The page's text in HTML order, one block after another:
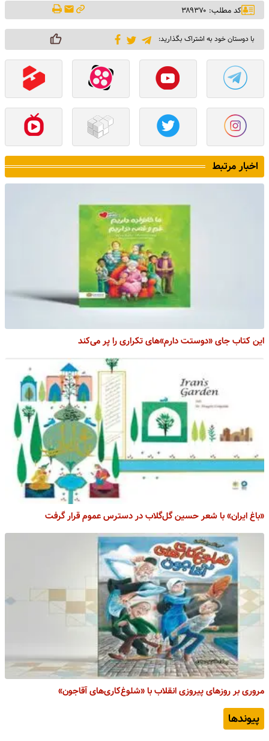
کد مطلب: ۳۸۹۳۷۰
با دوستان خود به اشتراک بگذارید:
اخبار مرتبط
این کتاب جای «دوستت دارم»های تکراری را پر می‌کند
«باغ ایران» با شعر حسین گل‌گلاب در دسترس عموم قرار گرفت
مروری بر روزهای پیروزی انقلاب با «شلوغ‌کاری‌­های آقاجون»
پیوندها